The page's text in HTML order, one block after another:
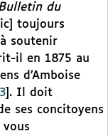
du
toujours
soutenir
il en 1875 au
d’Amboise
3 . Il doit
ses concitoyens
vous